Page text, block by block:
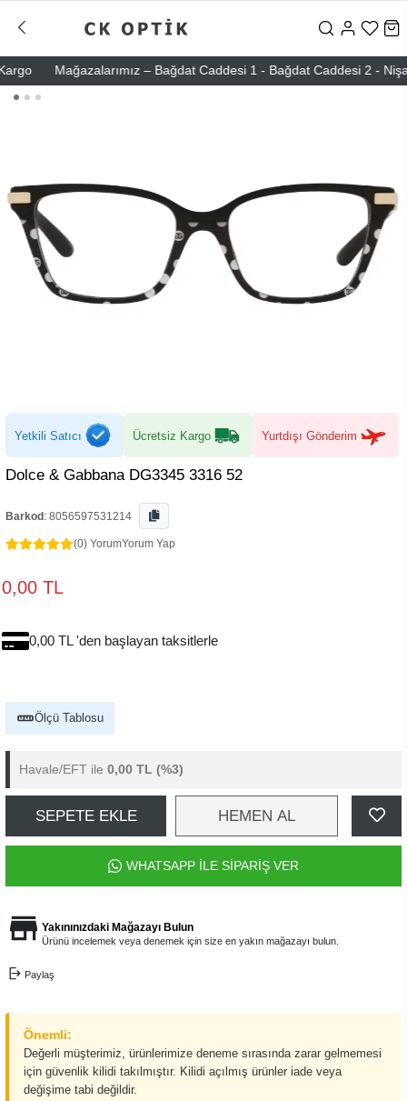
Mağazalarımız – Bağdat Caddesi 1 - Bağdat Caddesi 2 -
Yetkili Satıcı Ücretsiz Kargo Yurtdışı Gönderim
Dolce & Gabbana DG3345 3316 52
Barkod : 8056597531214
(0) YorumYorum Yap
0,00 TL
0,00 TL 'den başlayan taksitlerle
Ölçü Tablosu
Havale/EFT ile 0,00 TL (%3)
SEPETE EKLE HEMEN AL
WHATSAPP İLE SİPARİŞ VER
Yakınınızdaki Mağazayı Bulun
Ürünü incelemek veya denemek için size en yakın mağazayı bulun.
Paylaş
Önemli:
Değerli müşterimiz, ürünlerimize deneme sırasında zarar gelmemesi
için güvenlik kilidi takılmıştır. Kilidi açılmış ürünler iade veya
değişime tabi değildir.